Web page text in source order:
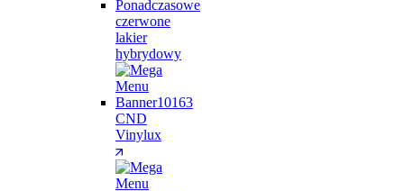
Ponadczasowe
czerwone
lakier
hybrydowy
CND
Vinylux